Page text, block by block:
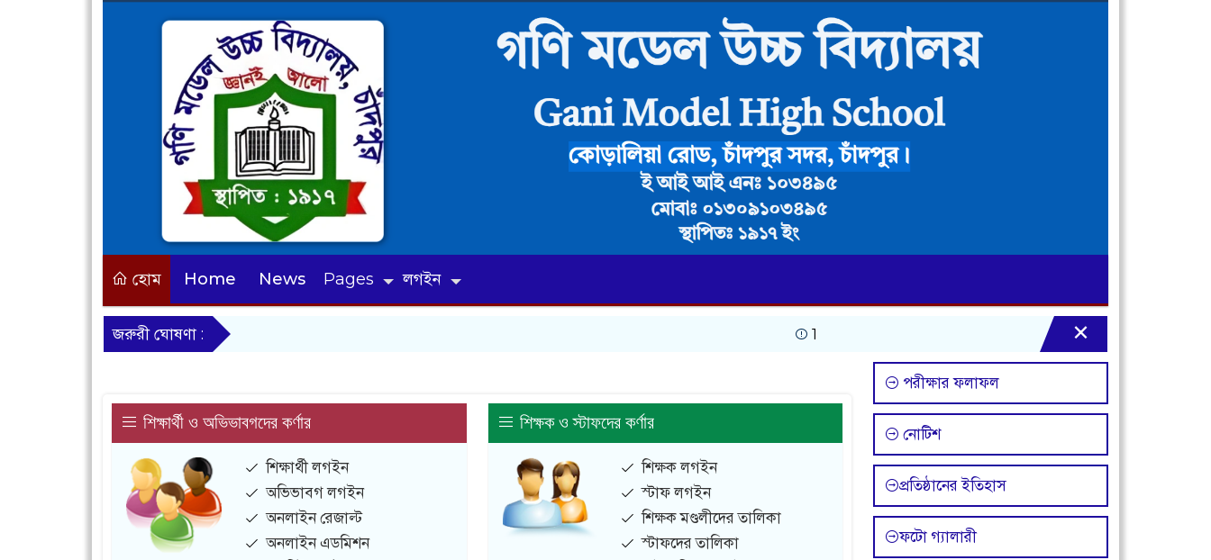
হোম Home News Pages লগইন
জরুরী ঘোষণা : ×
শিক্ষার্থী ও অভিভাবগদের কর্ণার
শিক্ষার্থী লগইন
অভিভাবগ লগইন
অনলাইন রেজাল্ট
অনলাইন এডমিশন
শিক্ষক ও স্টাফদের কর্ণার
শিক্ষক লগইন
স্টাফ লগইন
শিক্ষক মণ্ডলীদের তালিকা
স্টাফদের তালিকা
পরীক্ষার ফলাফল
নোটিশ
প্রতিষ্ঠানের ইতিহাস
ফটো গ্যালারী